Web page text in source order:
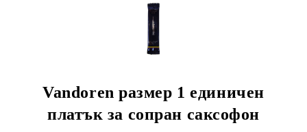
Vandoren размер 1 единичен
платък за сопран саксофон